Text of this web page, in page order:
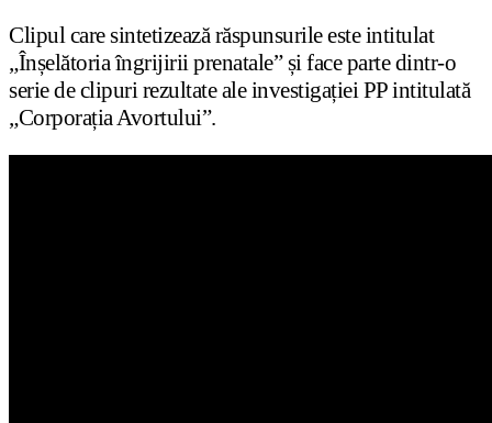
Clipul care sintetizează răspunsurile este intitulat
„Înșelătoria îngrijirii prenatale” și face parte dintr-o
serie de clipuri rezultate ale investigației PP intitulată
„Corporația Avortului”.